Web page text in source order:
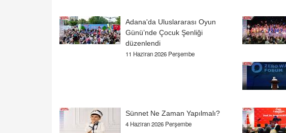
Adana'da Uluslararası Oyun
Günü’nde Çocuk Şenliği
düzenlendi
11 Haziran 2026 Perşembe
Sünnet Ne Zaman Yapılmalı?
4 Haziran 2026 Perşembe